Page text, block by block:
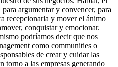
argumentar y convencer, para
recepcionarla y mover el ánimo
conquistar y emocionar.
podríamos decir que nos
como communities o
de crear y cuidar las
torno a las empresas generando